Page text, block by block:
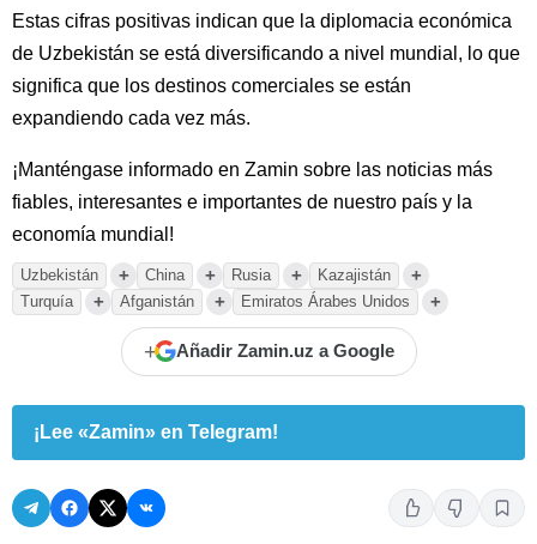
Estas cifras positivas indican que la diplomacia económica
de Uzbekistán se está diversificando a nivel mundial, lo que
significa que los destinos comerciales se están
expandiendo cada vez más.
¡Manténgase informado en Zamin sobre las noticias más
fiables, interesantes e importantes de nuestro país y la
economía mundial!
Uzbekistán + China + Rusia + Kazajistán +
Turquía + Afganistán + Emiratos Árabes Unidos +
+ Añadir Zamin.uz a Google
¡Lee «Zamin» en Telegram!